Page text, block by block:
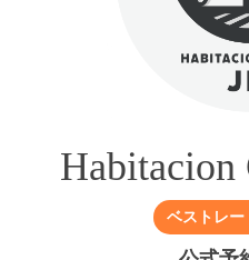
Habitacion
ベストレー